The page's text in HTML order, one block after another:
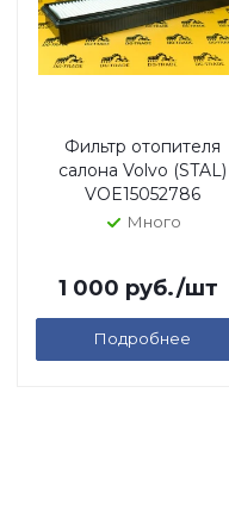
Фильтр отопителя
салона Volvo (STAL)
VOE15052786
Много
1 000 руб./шт
Подробнее